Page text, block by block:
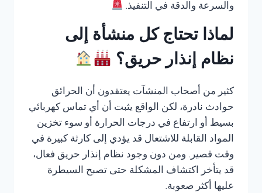
والسرعة والدقة في التنفيذ.
لماذا تحتاج كل منشأة إلى
نظام إنذار حريق؟
كثير من أصحاب المنشآت يعتقدون أن الحرائق
حوادث نادرة، لكن الواقع يثبت أن أي تماس كهربائي
بسيط أو ارتفاع في درجات الحرارة أو سوء تخزين
المواد القابلة للاشتعال قد يؤدي إلى كارثة كبيرة في
وقت قصير. ومن دون وجود نظام إنذار حريق فعال،
قد يتأخر اكتشاف المشكلة حتى تصبح السيطرة
عليها أكثر صعوبة.